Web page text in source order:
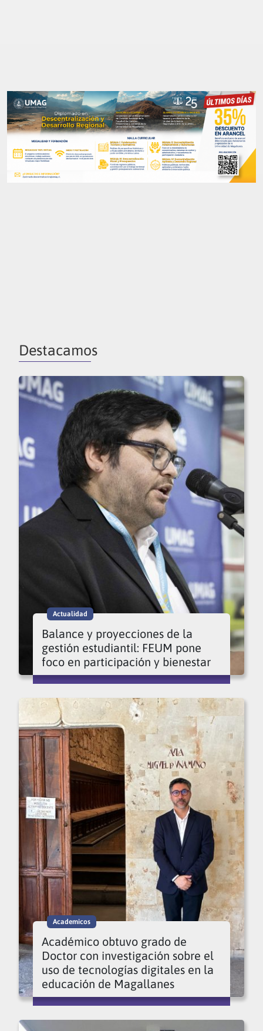
Destacamos
Actualidad
Balance y proyecciones de la
gestión estudiantil: FEUM pone
foco en participación y bienestar
Academicos
Académico obtuvo grado de
Doctor con investigación sobre el
uso de tecnologías digitales en la
educación de Magallanes